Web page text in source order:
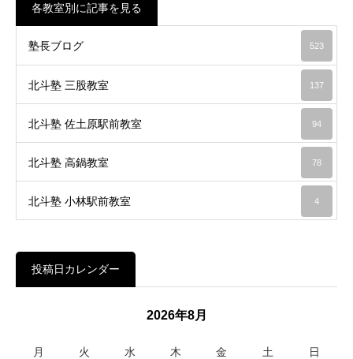
各教室別に記事を見る
塾長ブログ 523
北斗塾 三股教室 137
北斗塾 佐土原駅前教室 94
北斗塾 高鍋教室 78
北斗塾 小林駅前教室 4
投稿日カレンダー
2026年8月
月 火 水 木 金 土 日